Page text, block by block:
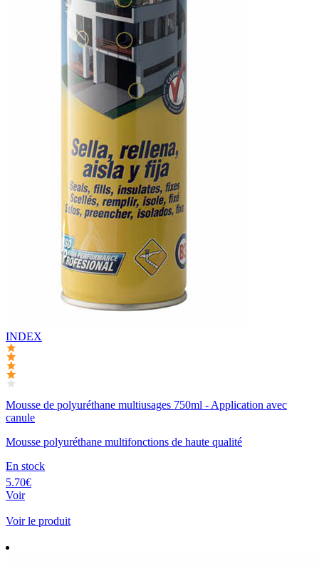
INDEX
Mousse de polyuréthane multiusages 750ml - Application avec
canule
Mousse polyuréthane multifonctions de haute qualité
En stock
5.70€
Voir
Voir le produit